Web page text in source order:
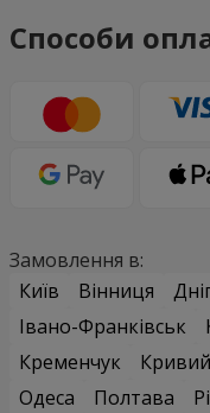
Способи
Замовлення в:
Київ
Вінниця
Івано-Франківськ
Кременчук
Кривий
Одеса
Полтава